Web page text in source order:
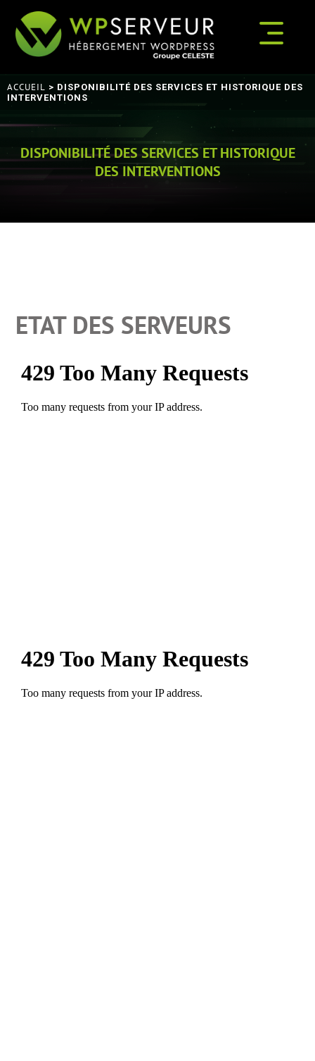
ACCUEIL
> DISPONIBILITÉ DES SERVICES ET HISTORIQUE DES
INTERVENTIONS
DISPONIBILITÉ DES SERVICES ET HISTORIQUE
DES INTERVENTIONS
ETAT DES SERVEURS